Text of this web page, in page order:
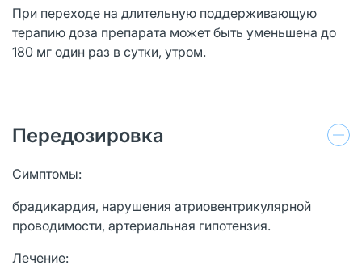
При переходе на длительную поддерживающую
терапию доза препарата может быть уменьшена до
180 мг один раз в сутки, утром.
Передозировка
Симптомы:
брадикардия, нарушения атриовентрикулярной
проводимости, артериальная гипотензия.
Лечение: